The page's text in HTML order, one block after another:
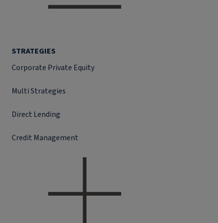
STRATEGIES
Corporate Private Equity
Multi Strategies
Direct Lending
Credit Management